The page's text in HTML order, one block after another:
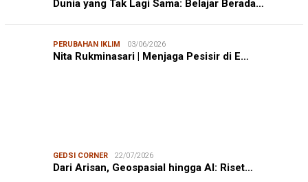
Dunia yang Tak Lagi Sama: Belajar Berada…
PERUBAHAN IKLIM 03/06/2026
Nita Rukminasari | Menjaga Pesisir di E…
GEDSI CORNER 22/07/2026
Dari Arisan, Geospasial hingga AI: Riset…